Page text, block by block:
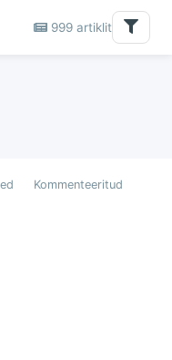
999 artiklit
Kommenteeritud